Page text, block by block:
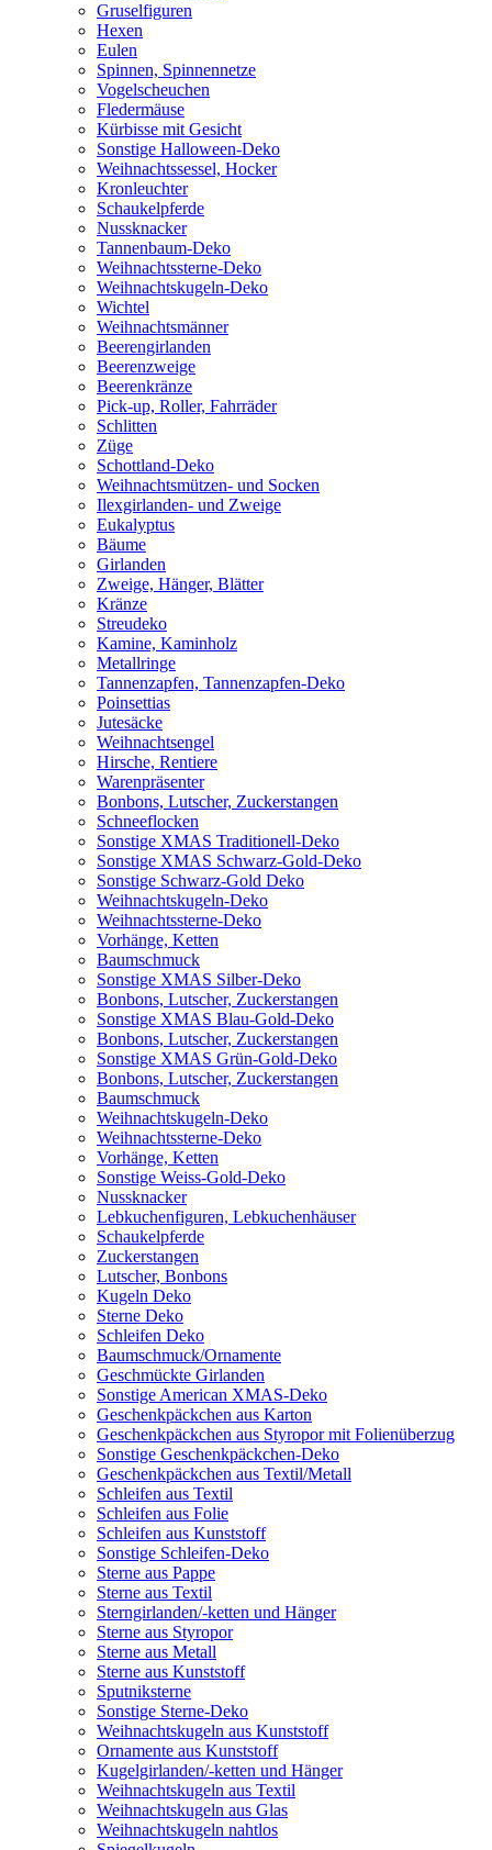
Gruselfiguren
Hexen
Eulen
Spinnen, Spinnennetze
Vogelscheuchen
Fledermäuse
Kürbisse mit Gesicht
Sonstige Halloween-Deko
Weihnachtssessel, Hocker
Kronleuchter
Schaukelpferde
Nussknacker
Tannenbaum-Deko
Weihnachtssterne-Deko
Weihnachtskugeln-Deko
Wichtel
Weihnachtsmänner
Beerengirlanden
Beerenzweige
Beerenkränze
Pick-up, Roller, Fahrräder
Schlitten
Züge
Schottland-Deko
Weihnachtsmützen- und Socken
Ilexgirlanden- und Zweige
Eukalyptus
Bäume
Girlanden
Zweige, Hänger, Blätter
Kränze
Streudeko
Kamine, Kaminholz
Metallringe
Tannenzapfen, Tannenzapfen-Deko
Poinsettias
Jutesäcke
Weihnachtsengel
Hirsche, Rentiere
Warenpräsenter
Bonbons, Lutscher, Zuckerstangen
Schneeflocken
Sonstige XMAS Traditionell-Deko
Sonstige XMAS Schwarz-Gold-Deko
Sonstige Schwarz-Gold Deko
Weihnachtskugeln-Deko
Weihnachtssterne-Deko
Vorhänge, Ketten
Baumschmuck
Sonstige XMAS Silber-Deko
Bonbons, Lutscher, Zuckerstangen
Sonstige XMAS Blau-Gold-Deko
Bonbons, Lutscher, Zuckerstangen
Sonstige XMAS Grün-Gold-Deko
Bonbons, Lutscher, Zuckerstangen
Baumschmuck
Weihnachtskugeln-Deko
Weihnachtssterne-Deko
Vorhänge, Ketten
Sonstige Weiss-Gold-Deko
Nussknacker
Lebkuchenfiguren, Lebkuchenhäuser
Schaukelpferde
Zuckerstangen
Lutscher, Bonbons
Kugeln Deko
Sterne Deko
Schleifen Deko
Baumschmuck/Ornamente
Geschmückte Girlanden
Sonstige American XMAS-Deko
Geschenkpäckchen aus Karton
Geschenkpäckchen aus Styropor mit Folienüberzug
Sonstige Geschenkpäckchen-Deko
Geschenkpäckchen aus Textil/Metall
Schleifen aus Textil
Schleifen aus Folie
Schleifen aus Kunststoff
Sonstige Schleifen-Deko
Sterne aus Pappe
Sterne aus Textil
Sterngirlanden/-ketten und Hänger
Sterne aus Styropor
Sterne aus Metall
Sterne aus Kunststoff
Sputniksterne
Sonstige Sterne-Deko
Weihnachtskugeln aus Kunststoff
Ornamente aus Kunststoff
Kugelgirlanden/-ketten und Hänger
Weihnachtskugeln aus Textil
Weihnachtskugeln aus Glas
Weihnachtskugeln nahtlos